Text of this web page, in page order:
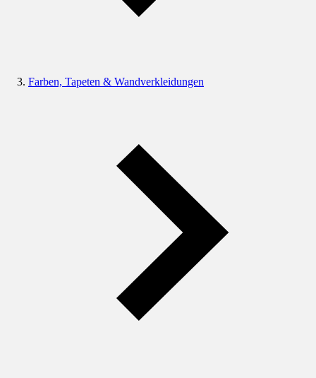
Farben, Tapeten & Wandverkleidungen